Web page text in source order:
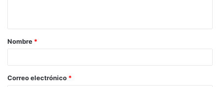
Nombre *
Correo electrónico *